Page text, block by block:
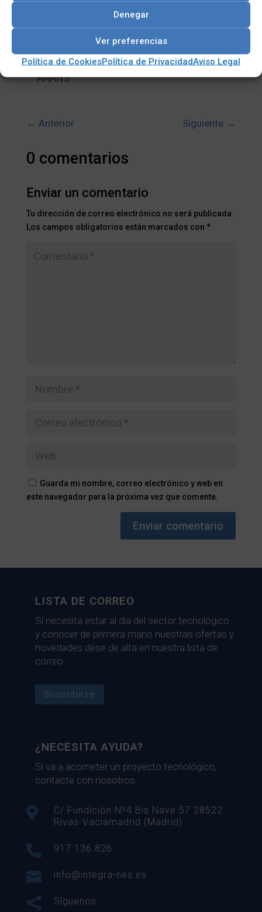
Denegar
Ver preferencias
Política de CookiesPolítica de PrivacidadAviso Legal
Ap12356WT Wi-Fi kit para ICO300 SFP (E)
50906D24000E
Adaptador 24V/120W, solo cable, FSP120-
AAAN3
← Anterior Siguiente →
0 comentarios
Enviar un comentario
Tu dirección de correo electrónico no será publicada.
Los campos obligatorios están marcados con *
Guarda mi nombre, correo electrónico y web en
este navegador para la próxima vez que comente.
Enviar comentario
LISTA DE CORREO
Si necesita estar al día del sector tecnológico
y conocer de primera mano nuestras ofertas y
novedades dese de alta en nuestra lista de
correo.
Suscribirse
¿NECESITA AYUDA?
Si va a acometer un proyecto tecnológico,
contacte con nosotros.

C/ Fundición Nº4 Bis Nave 57 28522
Rivas-Vaciamadrid (Madrid)
 917 136 826
 info@integra-nes.es
 Síguenos